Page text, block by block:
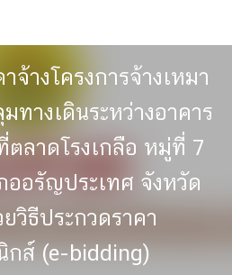
จ้างโครงการจ้างเหมา
ทางเดินระหว่างอาคาร
ลาดโรงเกลือ หมู่ที่ 7
ออรัญประเทศ จังหวัด
วิธีประกวดราคา
กส์ (e-bidding)